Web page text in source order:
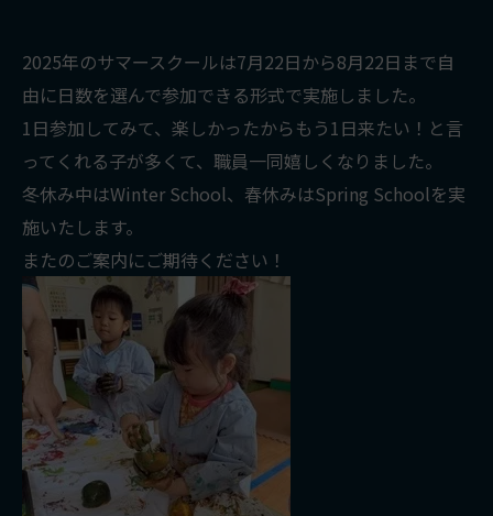
2025年のサマースクールは7月22日から8月22日まで自
由に日数を選んで参加できる形式で実施しました。
1日参加してみて、楽しかったからもう1日来たい！と言
ってくれる子が多くて、職員一同嬉しくなりました。
冬休み中はWinter School、春休みはSpring Schoolを実
施いたします。
またのご案内にご期待ください！